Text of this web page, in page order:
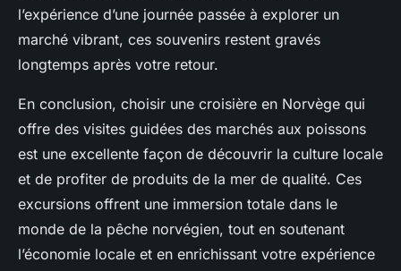
l’expérience d’une journée passée à explorer un
marché vibrant, ces souvenirs restent gravés
longtemps après votre retour.
En conclusion, choisir une croisière en Norvège qui
offre des visites guidées des marchés aux poissons
est une excellente façon de découvrir la culture locale
et de profiter de produits de la mer de qualité. Ces
excursions offrent une immersion totale dans le
monde de la pêche norvégien, tout en soutenant
l’économie locale et en enrichissant votre expérience